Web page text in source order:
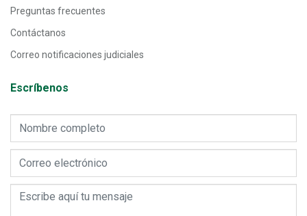
Preguntas frecuentes
Contáctanos
Correo notificaciones judiciales
Escríbenos